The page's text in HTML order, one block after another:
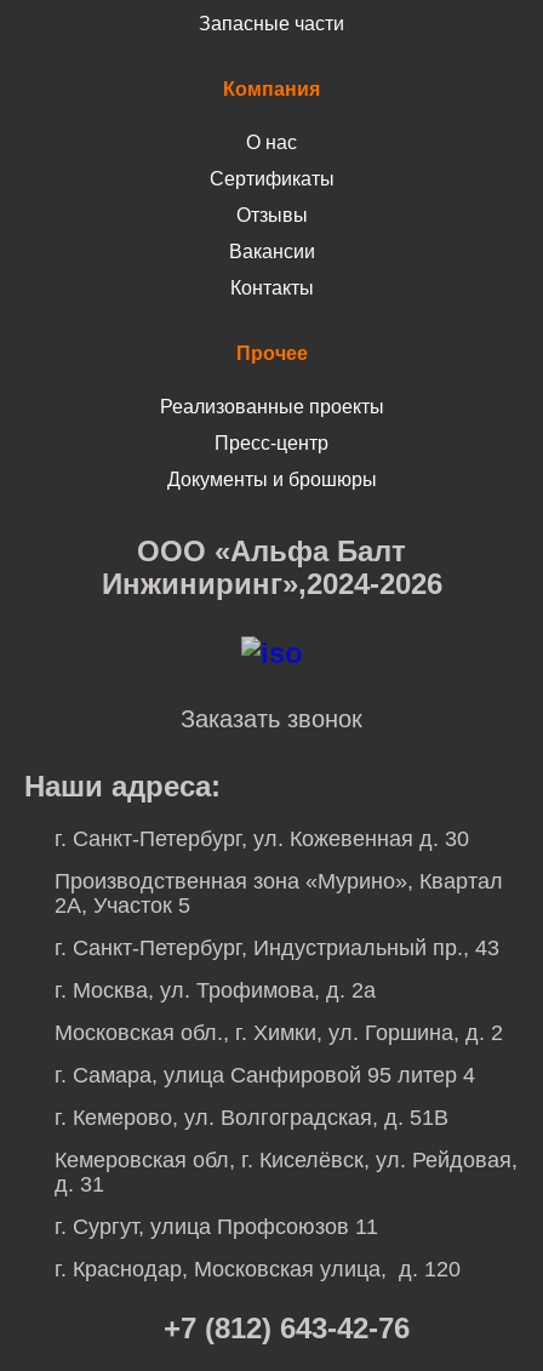
Запасные части
Компания
О нас
Сертификаты
Отзывы
Вакансии
Контакты
Прочее
Реализованные проекты
Пресс-центр
Документы и брошюры
ООО «Альфа Балт
Инжиниринг»,2024-2026
Заказать звонок
Наши адреса:
г. Санкт-Петербург, ул. Кожевенная д. 30
Производственная зона «Мурино», Квартал
2А, Участок 5
г. Санкт-Петербург, Индустриальный пр., 43
г. Москва, ул. Трофимова, д. 2а
Московская обл., г. Химки, ул. Горшина, д. 2
г. Самара, улица Санфировой 95 литер 4
г. Кемерово, ул. Волгоградская, д. 51В
Кемеровская обл, г. Киселёвск, ул. Рейдовая,
д. 31
г. Сургут, улица Профсоюзов 11
г. Краснодар, Московская улица, д. 120
+7 (812) 643-42-76